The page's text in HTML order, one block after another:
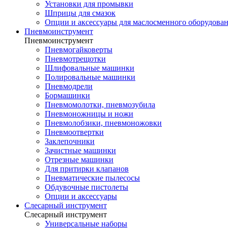
Установки для промывки
Шприцы для смазок
Опции и аксессуары для маслосменного
Пневмоинструмент
Пневмоинструмент
Пневмогайковерты
Пневмотрещотки
Шлифовальные машинки
Полировальные машинки
Пневмодрели
Бормашинки
Пневмомолотки, пневмозубила
Пневмоножницы и ножи
Пневмолобзики, пневмоножовки
Пневмоотвертки
Заклепочники
Зачистные машинки
Отрезные машинки
Для притирки клапанов
Пневматические пылесосы
Обдувочные пистолеты
Опции и аксессуары
Слесарный инструмент
Слесарный инструмент
Универсальные наборы